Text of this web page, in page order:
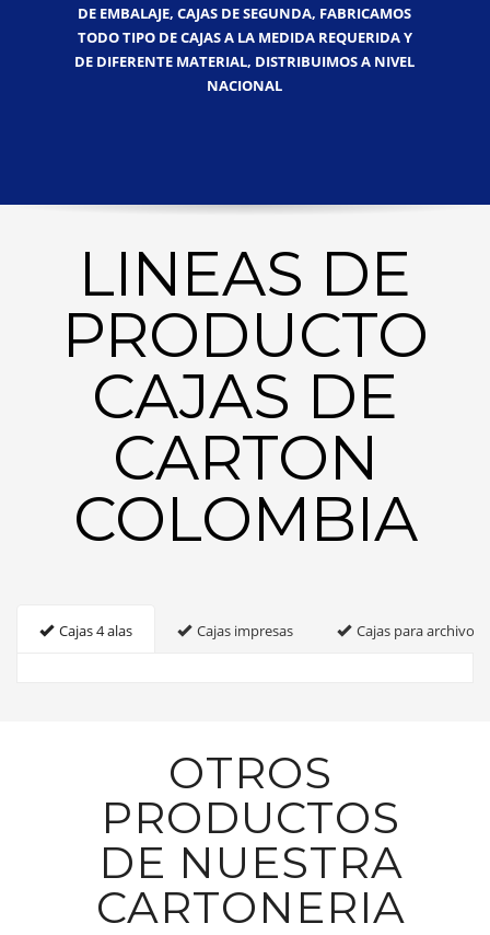
DE EMBALAJE, CAJAS DE SEGUNDA, FABRICAMOS
TODO TIPO DE CAJAS A LA MEDIDA REQUERIDA Y
DE DIFERENTE MATERIAL, DISTRIBUIMOS A NIVEL
NACIONAL
LINEAS DE
PRODUCTO
CAJAS DE
CARTON
COLOMBIA
Cajas 4 alas Cajas impresas Cajas para archivo
OTROS
PRODUCTOS
DE NUESTRA
CARTONERIA